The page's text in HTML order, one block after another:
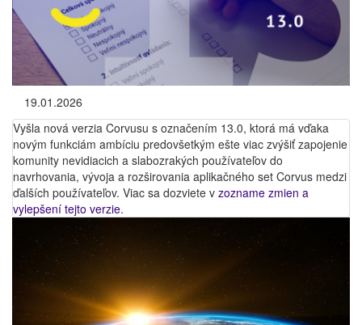
19.01.2026
Vyšla nová verzia Corvusu s označením 13.0, ktorá má vďaka
novým funkciám ambíciu predovšetkým ešte viac zvýšiť zapojenie
komunity nevidiacich a slabozrakých používateľov do
navrhovania, vývoja a rozširovania aplikačného set Corvus medzi
ďalších používateľov. Viac sa dozviete v zozname zmien a
vylepšení tejto verzie.